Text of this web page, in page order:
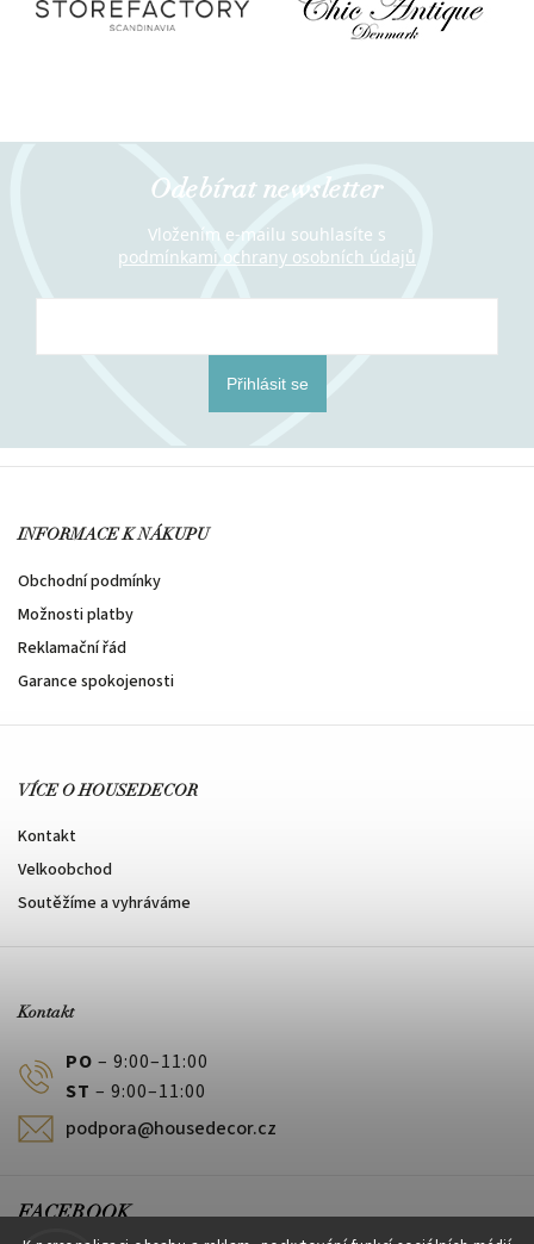
Odebírat newsletter
Vložením e-mailu souhlasíte s
podmínkami ochrany osobních údajů
Přihlásit se
INFORMACE K NÁKUPU
Obchodní podmínky
Možnosti platby
Reklamační řád
Garance spokojenosti
VÍCE O HOUSEDECOR
Kontakt
Velkoobchod
Soutěžíme a vyhráváme
Kontakt
PO – 9:00–11:00
ST – 9:00–11:00
podpora@housedecor.cz
FACEBOOK